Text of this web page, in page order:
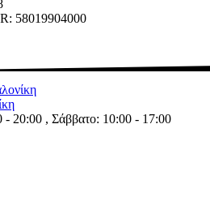
58019904000
20:00 , Σάββατο: 10:00 - 17:00